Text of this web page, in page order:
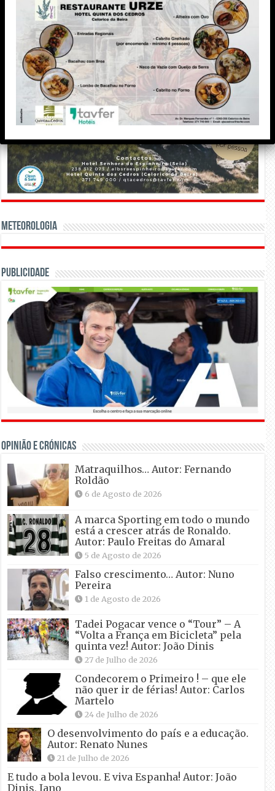
Meteorologia
Publicidade
OPINIÃO E CRÓNICAS
Matraquilhos… Autor: Fernando
Roldão
6 de Agosto de 2026
A marca Sporting em todo o mundo
está a crescer atrás de Ronaldo.
Autor: Paulo Freitas do Amaral
5 de Agosto de 2026
Falso crescimento… Autor: Nuno
Pereira
1 de Agosto de 2026
Tadei Pogacar vence o “Tour” – A
“Volta a França em Bicicleta” pela
quinta vez! Autor: João Dinis
27 de Julho de 2026
Condecorem o Primeiro ! – que ele
não quer ir de férias! Autor: Carlos
Martelo
24 de Julho de 2026
O desenvolvimento do país e a educação.
Autor: Renato Nunes
21 de Julho de 2026
E tudo a bola levou. E viva Espanha! Autor: João
Dinis, Jano